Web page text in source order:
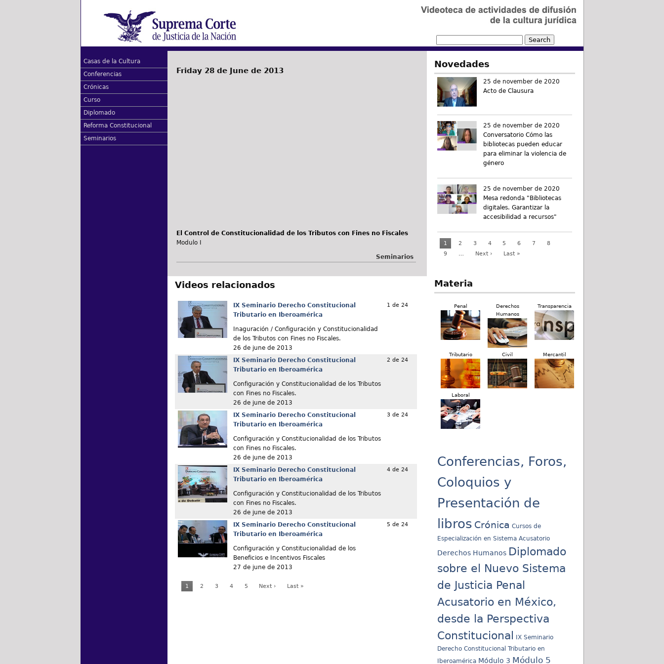
Casas de la Cultura
Conferencias
Crónicas
Curso
Diplomado
Reforma Constitucional
Seminarios
Friday 28 de June de 2013
El Control de Constitucionalidad de los Tributos con Fines no Fiscales
Modulo I
Seminarios
Videos relacionados
IX Seminario Derecho Constitucional
Tributario en Iberoamérica
Inaguración / Configuración y Constitucionalidad
de los Tributos con Fines no Fiscales.
26 de june de 2013
1 de 24
IX Seminario Derecho Constitucional
Tributario en Iberoamérica
Configuración y Constitucionalidad de los Tributos
con Fines no Fiscales.
26 de june de 2013
2 de 24
IX Seminario Derecho Constitucional
Tributario en Iberoamérica
Configuración y Constitucionalidad de los Tributos
con Fines no Fiscales.
26 de june de 2013
3 de 24
IX Seminario Derecho Constitucional
Tributario en Iberoamérica
Configuración y Constitucionalidad de los Tributos
con Fines no Fiscales.
26 de june de 2013
4 de 24
IX Seminario Derecho Constitucional
Tributario en Iberoamérica
Configuración y Constitucionalidad de los
Beneficios e Incentivos Fiscales
27 de june de 2013
5 de 24
1 2 3 4 5 Next › Last »
Novedades
25 de november de 2020
Acto de Clausura
25 de november de 2020
Conversatorio Cómo las
bibliotecas pueden educar
para eliminar la violencia de
género
25 de november de 2020
Mesa redonda "Bibliotecas
digitales. Garantizar la
accesibilidad a recursos"
1 2 3 4 5 6 7
8
9
… Next › Last »
Materia
Penal
Derechos
Humanos
Transparencia
Tributario Civil Mercantil
Laboral
Conferencias, Foros,
Coloquios y
Presentación de
libros Crónica Cursos de
Especialización en Sistema Acusatorio
Derechos Humanos Diplomado
sobre el Nuevo Sistema
de Justicia Penal
Acusatorio en México,
desde la Perspectiva
Constitucional
IX Seminario
Derecho Constitucional Tributario en
Iberoamérica Módulo 3 Módulo 5